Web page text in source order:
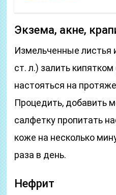
Экзема, акне,
Измельченные листья
ст. л.) залить
настояться на
Процедить, добавить
салфетку пропитать
коже на несколько
раза в день.
Нефрит